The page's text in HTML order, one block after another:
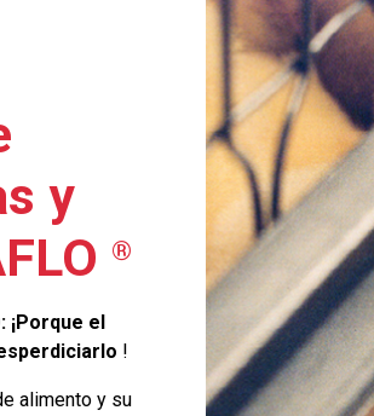
y
®
¡Porque el
!
alimento y su